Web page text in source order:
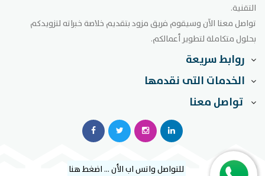
التقنية.
تواصل معنا الآن وسيقوم فريق مزود بتقديم خلاصة خبراته لتزويدكم
بحلول متكاملة لتطوير أعمالكم.
روابط سريعة
الخدمات التى نقدمها
تواصل معنا
للتواصل واتس اب الأن ... اضغط هنا